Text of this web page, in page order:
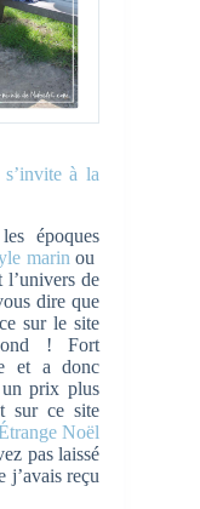
à la
époques
marin ou
l’univers de
dire que
sur le site
! Fort
et a donc
un prix plus
sur ce site
Noël
pas laissé
j’avais reçu